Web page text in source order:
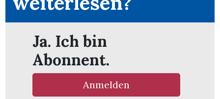
Ja. Ich bin
Abonnent.
Anmelden